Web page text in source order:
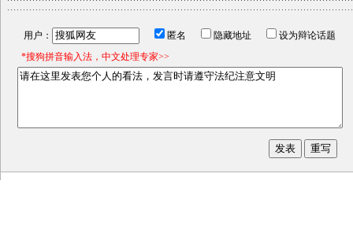
用户： 匿名 隐藏地址
设为辩论话题
*搜狗拼音输入法，中文处理专家>>